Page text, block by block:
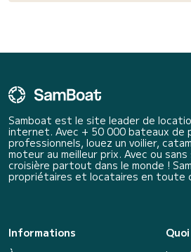
Samboat est le site leader de
internet. Avec + 50 000 bateaux de
professionnels, louez un voilier,
moteur au meilleur prix. Avec ou
croisière partout dans le monde !
propriétaires et locataires en toute
Informations